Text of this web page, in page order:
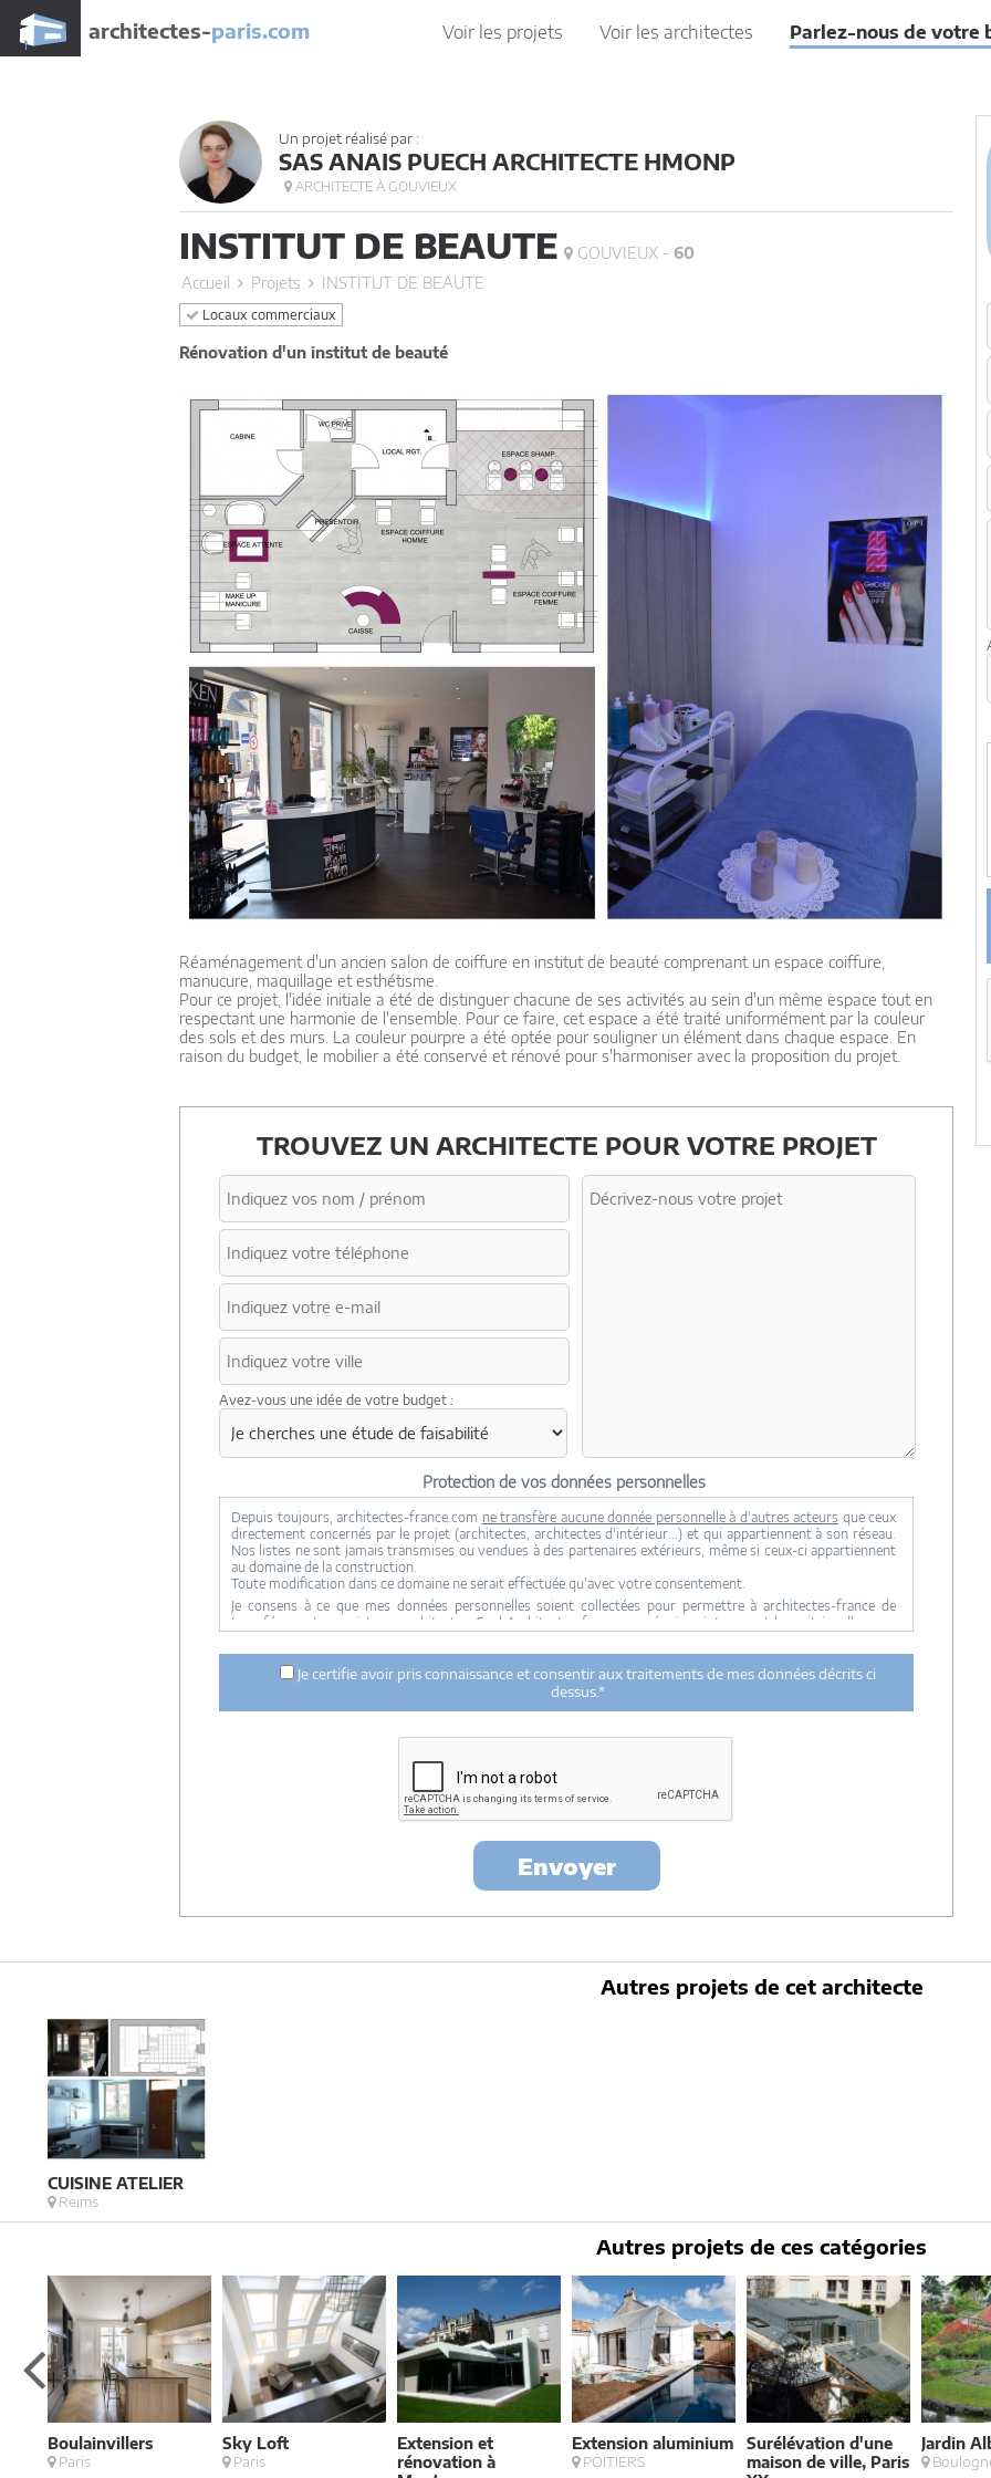
architectes-paris.com Voir les projets Voir les architectes Parlez-nous de votre
Un projet réalisé par :
SAS ANAIS PUECH ARCHITECTE HMONP
ARCHITECTE À GOUVIEUX
INSTITUT DE BEAUTE GOUVIEUX - 60
Accueil
Projets INSTITUT DE BEAUTE
Locaux commerciaux
Rénovation d'un institut de beauté
Réaménagement d'un ancien salon de coiffure en institut de beauté comprenant un espace coiffure,
manucure, maquillage et esthétisme.
Pour ce projet, l'idée initiale a été de distinguer chacune de ses activités au sein d'un même espace tout en
respectant une harmonie de l'ensemble. Pour ce faire, cet espace a été traité uniformément par la couleur
des sols et des murs. La couleur pourpre a été optée pour souligner un élément dans chaque espace. En
raison du budget, le mobilier a été conservé et rénové pour s'harmoniser avec la proposition du projet.
TROUVEZ UN ARCHITECTE POUR VOTRE PROJET
Avez-vous une idée de votre budget :
Protection de vos données personnelles
Depuis toujours, architectes-france.com ne transfère aucune donnée personnelle à d'autres acteurs que ceux
directement concernés par le projet (architectes, architectes d'intérieur...) et qui appartiennent à son réseau.
Nos listes ne sont jamais transmises ou vendues à des partenaires extérieurs, même si ceux-ci appartiennent
au domaine de la construction.
Toute modification dans ce domaine ne serait effectuée qu'avec votre consentement.
Je consens à ce que mes données personnelles soient collectées pour permettre à architectes-france de
transférer votre projet aux architectes. Seul Architectes-france, ses équipes internes et la maitrise d'oeuvre
ci dessus n'est réalisée.
Mes données téléphoniques seront uniquement utilisées par Architectes-france.com et les architectes de
notre réseau dans le cadre de la qualification et du suivi de mon projet.
Les données sont conservées pendant une durée de 18 mois courant à partir des derniers contacts effectifs
entre architectes-france et vous ou architectes-france et un membre de la maitrise d'oeuvre en rapport avec
loi « informatique et libertés », vous pouvez exercer votre droit d'accès aux données vous
concernant et les faire rectifier en contactant : Architectes-france, 23 avenue du Mirail - parc du Mirail - 33370
Artigues-près Bordeaux. Tél. 05.47.74.51.01 -contact@architectes-france.com
Je certifie avoir pris connaissance et consentir aux traitements de mes données décrits ci
dessus.*
Envoyer
Autres projets de cet architecte
CUISINE ATELIER
Reims
Autres projets de ces catégories
Boulainvillers
Paris
Sky Loft
Paris
Extension et
rénovation à
Extension aluminium
POITIERS
Surélévation d'une
maison de ville, Paris
Jardin